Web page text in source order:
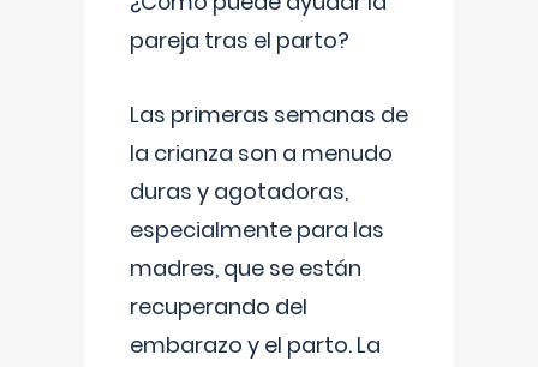
pareja tras el parto?
Las primeras semanas de
la crianza son a menudo
duras y agotadoras,
especialmente para las
madres, que se están
recuperando del
embarazo y el parto. La